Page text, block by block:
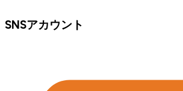
SNSアカウント